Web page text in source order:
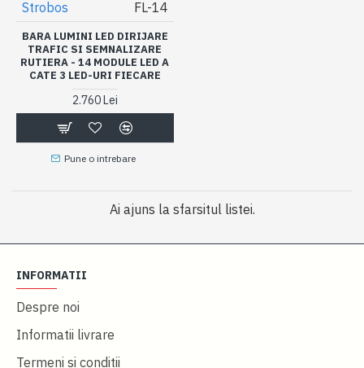
Strobos FL-14
BARA LUMINI LED DIRIJARE
TRAFIC SI SEMNALIZARE
RUTIERA - 14 MODULE LED A
CATE 3 LED-URI FIECARE
2.760 Lei
Pune o intrebare
Ai ajuns la sfarsitul listei.
INFORMATII
Despre noi
Informatii livrare
Termeni si conditii